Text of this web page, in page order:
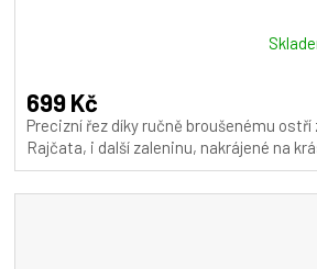
produktu
je
5,0
699 Kč
Precizní řez díky ručně broušenému ostří
Rajčata, i další zaleninu, nakrájené na